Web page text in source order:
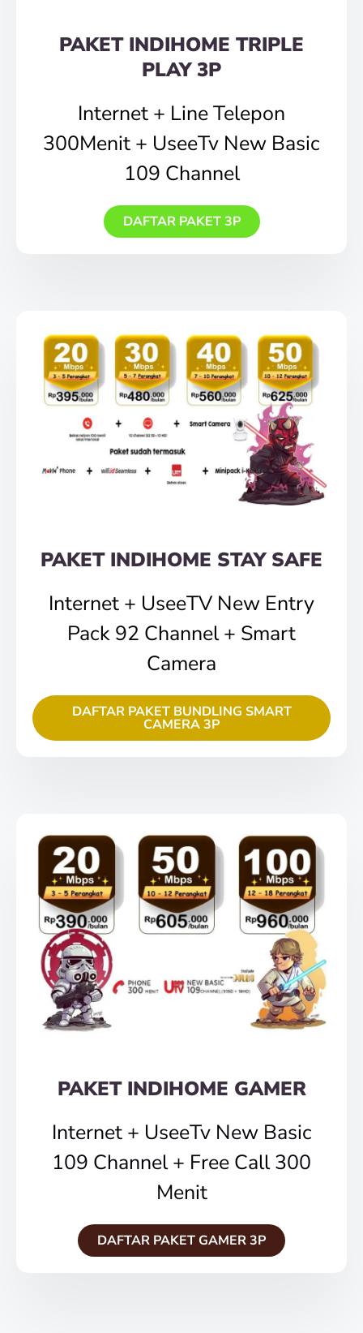
PAKET INDIHOME TRIPLE
PLAY 3P
Internet + Line Telepon
300Menit + UseeTv New Basic
109 Channel
DAFTAR PAKET 3P
PAKET INDIHOME STAY SAFE
Internet + UseeTV New Entry
Pack 92 Channel + Smart
Camera
DAFTAR PAKET BUNDLING SMART
CAMERA 3P
PAKET INDIHOME GAMER
Internet + UseeTv New Basic
109 Channel + Free Call 300
Menit
DAFTAR PAKET GAMER 3P